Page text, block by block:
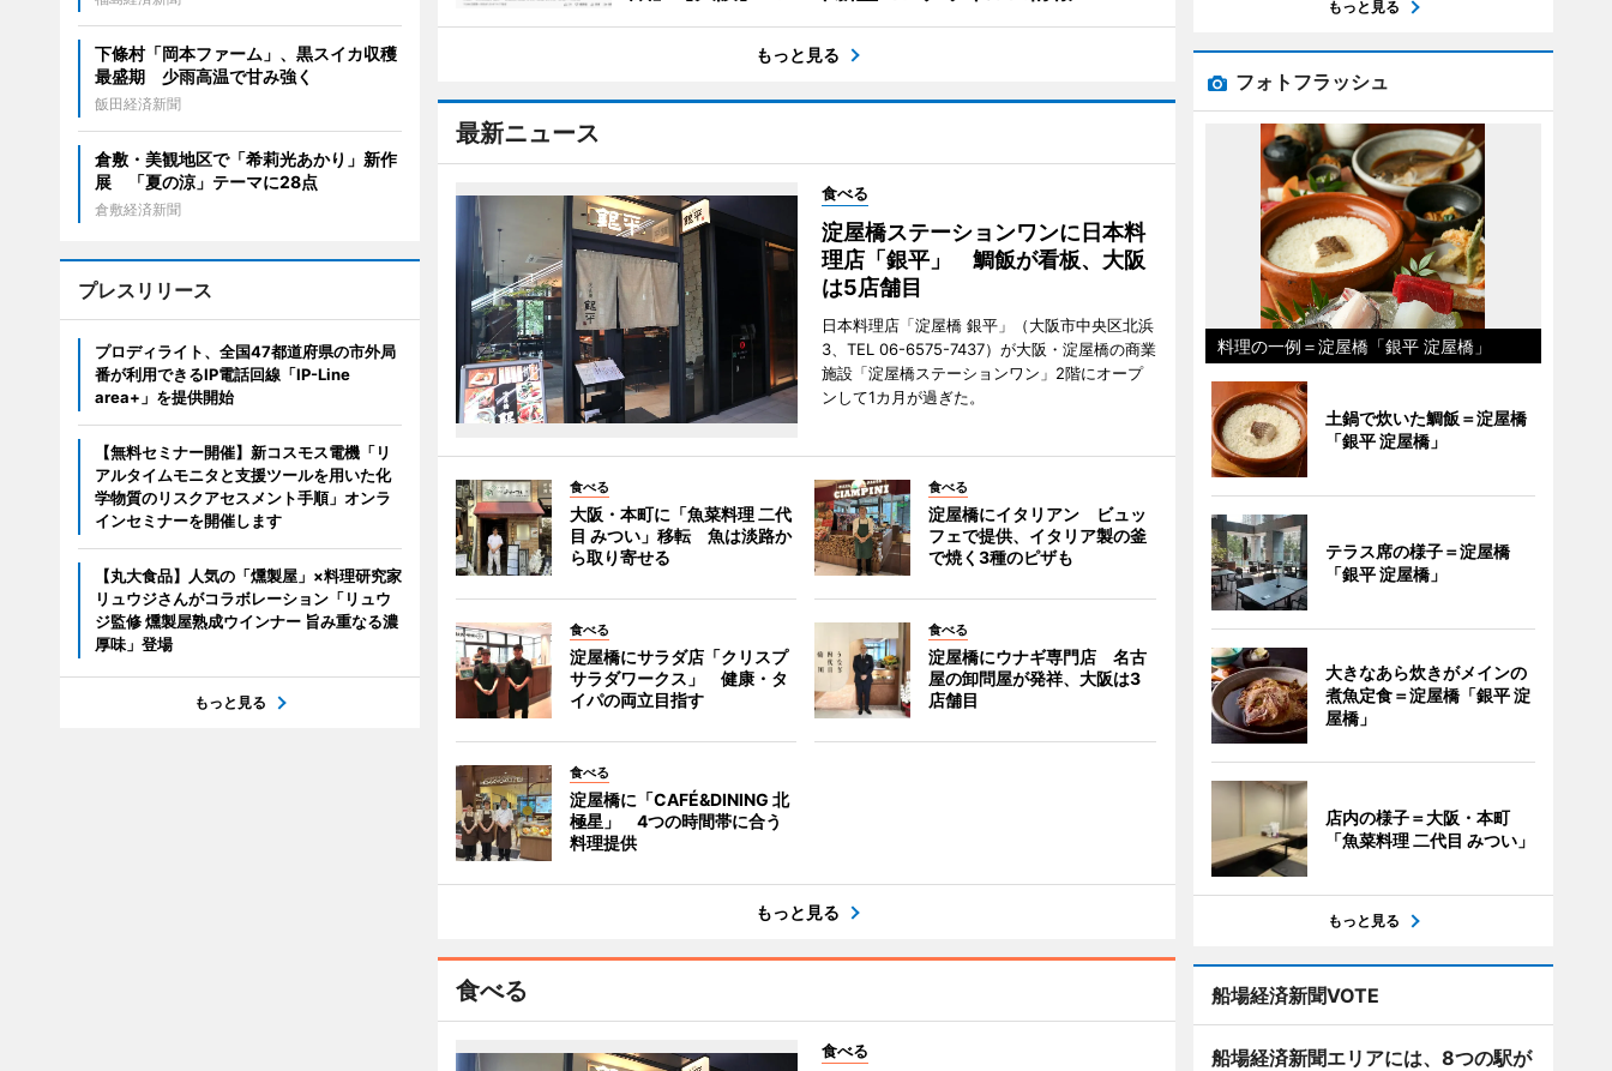
もっと見る
最新ニュース
食べる
淀屋橋ステーションワンに日本料
理店「銀平」 鯛飯が看板、大阪
は5店舗目
日本料理店「淀屋橋 銀平」（大阪市中央区北浜
3、TEL 06-6575-7437）が大阪・淀屋橋の商業
施設「淀屋橋ステーションワン」2階にオープ
ンして1カ月が過ぎた。
食べる
大阪・本町に「魚菜料理 二代
目 みつい」移転 魚は淡路か
ら取り寄せる
食べる
淀屋橋にイタリアン ビュッ
フェで提供、イタリア製の釜
で焼く3種のピザも
食べる
淀屋橋にサラダ店「クリスプ
サラダワークス」 健康・タ
イパの両立目指す
食べる
淀屋橋にウナギ専門店 名古
屋の卸問屋が発祥、大阪は3
店舗目
食べる
淀屋橋に「CAFÉ&DINING 北
極星」 4つの時間帯に合う
料理提供
もっと見る
食べる
食べる
下條村「岡本ファーム」、黒スイカ収穫
最盛期 少雨高温で甘み強く
飯田経済新聞
倉敷・美観地区で「希莉光あかり」新作
展 「夏の涼」テーマに28点
倉敷経済新聞
プレスリリース
プロディライト、全国47都道府県の市外局
番が利用できるIP電話回線「IP-Line
area+」を提供開始
【無料セミナー開催】新コスモス電機「リ
アルタイムモニタと支援ツールを用いた化
学物質のリスクアセスメント手順」オンラ
インセミナーを開催します
【丸大食品】人気の「燻製屋」×料理研究家
リュウジさんがコラボレーション「リュウ
ジ監修 燻製屋熟成ウインナー 旨み重なる濃
厚味」登場
もっと見る
もっと見る
フォトフラッシュ
料理の一例＝淀屋橋「銀平 淀屋橋」
土鍋で炊いた鯛飯＝淀屋橋
「銀平 淀屋橋」
テラス席の様子＝淀屋橋
「銀平 淀屋橋」
大きなあら炊きがメインの
煮魚定食＝淀屋橋「銀平 淀
屋橋」
店内の様子＝大阪・本町
「魚菜料理 二代目 みつい」
もっと見る
船場経済新聞VOTE
船場経済新聞エリアには、8つの駅が